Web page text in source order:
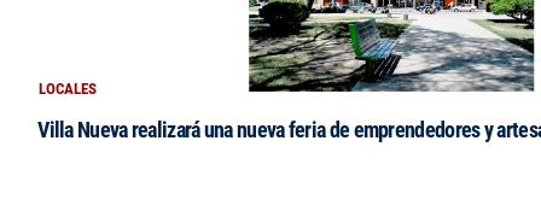
LOCALES
Villa Nueva realizará una nueva feria de emprendedores y